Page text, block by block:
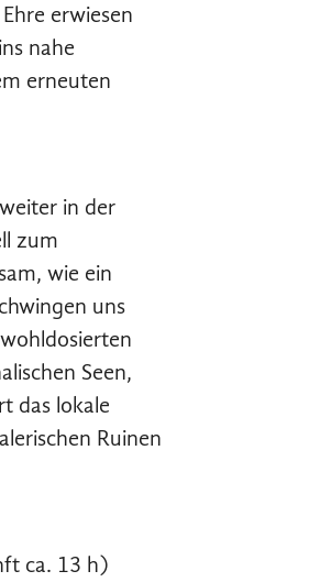
erwiesen
nahe
erneuten
in der
zum
wie ein
uns
Seen,
das lokale
Ruinen
ca. 13 h)